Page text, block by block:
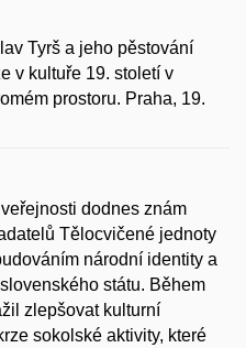
Tyrš a jeho pěstování
v kultuře 19. století v
prostoru. Praha, 19.
dodnes znám
Tělocvičené jednoty
národní identity a
státu. Během
zlepšovat kulturní
sokolské aktivity, které